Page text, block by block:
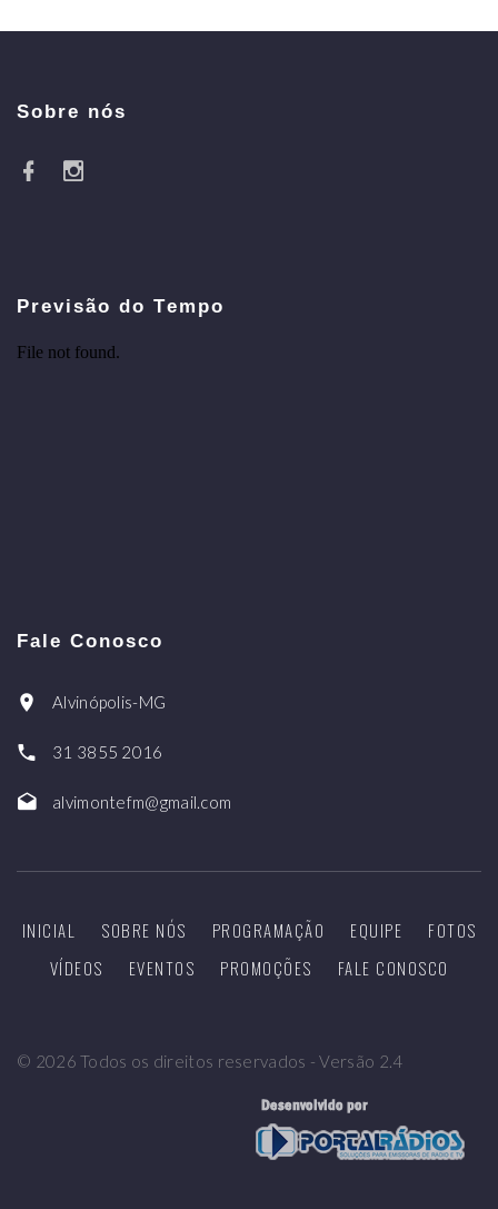
Sobre nós
Previsão do Tempo
Fale Conosco
Alvinópolis-MG
31 3855 2016
alvimontefm@gmail.com
INICIAL SOBRE NÓS PROGRAMAÇÃO EQUIPE
FOTOS
VÍDEOS
EVENTOS PROMOÇÕES FALE CONOSCO
© 2026 Todos os direitos reservados - Versão 2.4